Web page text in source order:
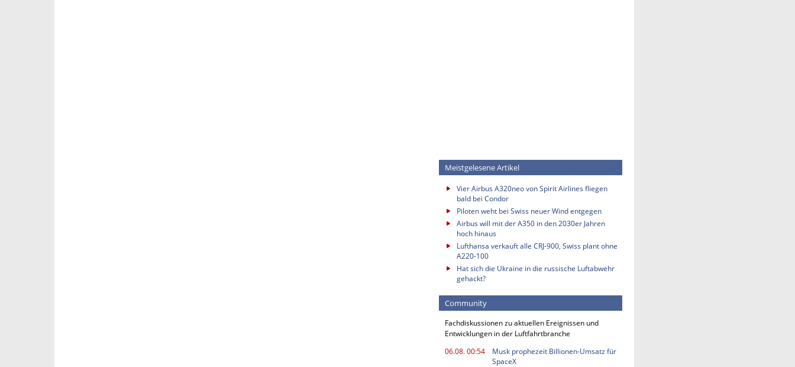
Meistgelesene Artikel
Vier Airbus A320neo von Spirit Airlines fliegen
bald bei Condor
Piloten weht bei Swiss neuer Wind entgegen
Airbus will mit der A350 in den 2030er Jahren
hoch hinaus
Lufthansa verkauft alle CRJ-900, Swiss plant ohne
A220-100
Hat sich die Ukraine in die russische Luftabwehr
gehackt?
Community
Fachdiskussionen zu aktuellen Ereignissen und
Entwicklungen in der Luftfahrtbranche
06.08. 00:54
Musk prophezeit Billionen-Umsatz für
SpaceX